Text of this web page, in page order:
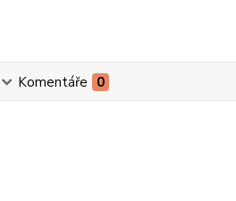
Komentáře 0